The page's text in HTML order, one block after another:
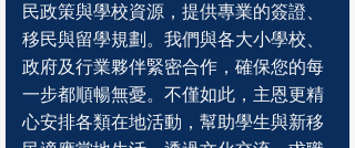
民政策與學校資源，提供專業的簽證、
移民與留學規劃。我們與各大小學校、
政府及行業夥伴緊密合作，確保您的每
一步都順暢無憂。不僅如此，主恩更精
心安排各類在地活動，幫助學生與新移